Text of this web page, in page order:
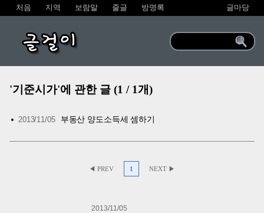
처음 지역 보람말 줄글 방명록 글마당
글걸이
'기준시가'에 관한 글 (1 / 1개)
2013/11/05 부동산 양도소득세 셈하기
◀ PREV 1 NEXT ▶
2013/11/05